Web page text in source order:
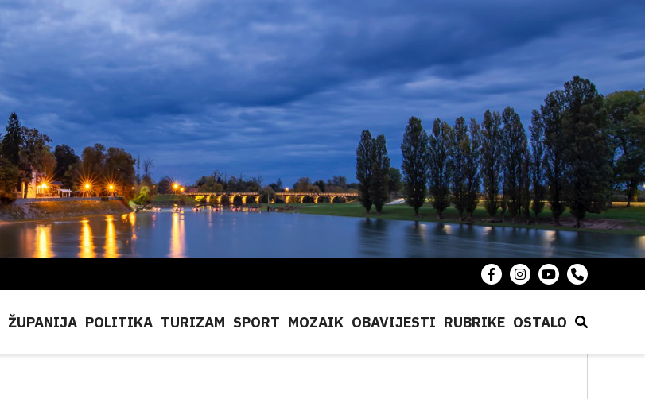
ŽUPANIJA POLITIKA TURIZAM SPORT MOZAIK OBAVIJESTI RUBRIKE OSTALO